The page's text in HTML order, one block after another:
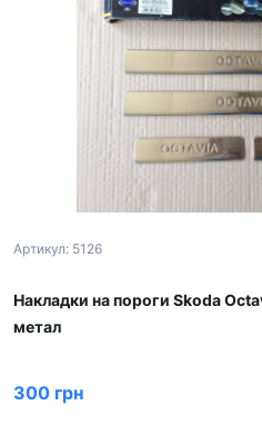
Артикул: 5126
Накладки на пороги Skoda
метал
300 грн